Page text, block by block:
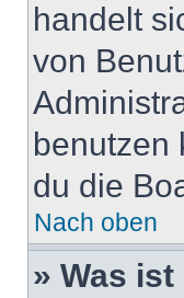
handelt
von
benutzen
du die
Nach oben
» Was